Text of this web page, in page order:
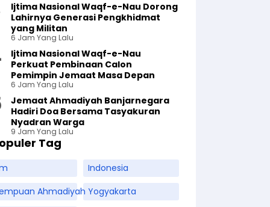
Ijtima Nasional Waqf-e-Nau Dorong
Lahirnya Generasi Pengkhidmat
yang Militan
6 Jam Yang Lalu
Ijtima Nasional Waqf-e-Nau
Perkuat Pembinaan Calon
Pemimpin Jemaat Masa Depan
6 Jam Yang Lalu
Jemaat Ahmadiyah Banjarnegara
Hadiri Doa Bersama Tasyakuran
Nyadran Warga
9 Jam Yang Lalu
Tag
Indonesia
Ahmadiyah Yogyakarta